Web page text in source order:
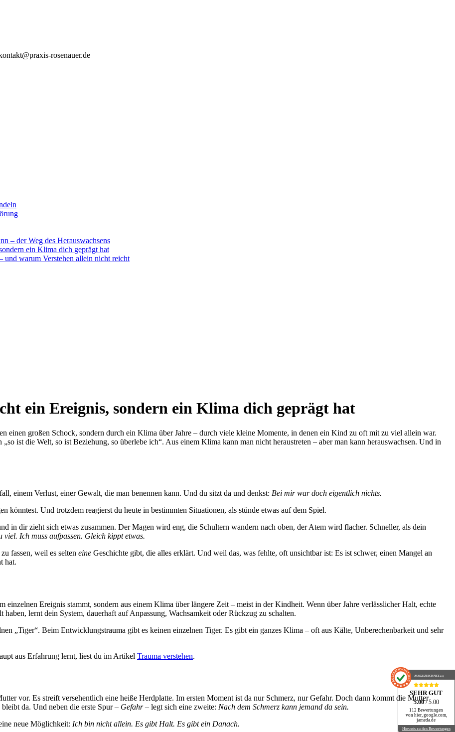
rosenauer.de
– der Weg des Herauswachsens
ein Klima dich geprägt hat
warum Verstehen allein nicht reicht
ein Ereignis, sondern ein Klima dich geprägt hat
einen großen Schock, sondern durch ein Klima über Jahre – durch viele kleine Momente, in denen ein Kind zu oft mit zu viel allein war.
ist die Welt, so ist Beziehung, so überlebe ich“. Aus einem Klima kann man nicht heraustreten – aber man kann herauswachsen. Und in
einem Verlust, einer Gewalt, die man benennen kann. Und du sitzt da und denkst: Bei mir war doch eigentlich nichts.
könntest. Und trotzdem reagierst du heute in bestimmten Situationen, als stünde etwas auf dem Spiel.
in dir zieht sich etwas zusammen. Der Magen wird eng, die Schultern wandern nach oben, der Atem wird flacher. Schneller, als dein
viel. Ich muss aufpassen. Gleich kippt etwas.
fassen, weil es selten eine Geschichte gibt, die alles erklärt. Und weil das, was fehlte, oft unsichtbar ist: Es ist schwer, einen Mangel an
hat.
einzelnen Ereignis stammt, sondern aus einem Klima über längere Zeit – meist in der Kindheit. Wenn über Jahre verlässlicher Halt, echte
lernt dein System, dauerhaft auf Anpassung, Wachsamkeit oder Rückzug zu schalten.
„Tiger“. Beim Entwicklungstrauma gibt es keinen einzelnen Tiger. Es gibt ein ganzes Klima – oft aus Kälte, Unberechenbarkeit und sehr
aus Erfahrung lernt, liest du im Artikel Trauma verstehen.
vor. Es streift versehentlich eine heiße Herdplatte. Im ersten Moment ist da nur Schmerz, nur Gefahr. Doch dann kommt die Mutter
da. Und neben die erste Spur – Gefahr– legt sich eine zweite: Nach dem Schmerz kann jemand da sein.
neue Möglichkeit: Ich bin nicht allein. Es gibt Halt. Es gibt ein Danach.
AUSGEZEICHNET.org
SEHR GUT
5.00/ 5.00
112 Bewertungen
von hier, google.com,
jameda.de
Hinweis zu den Bewertungen